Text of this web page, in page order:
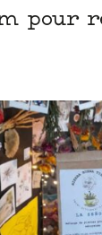
pour